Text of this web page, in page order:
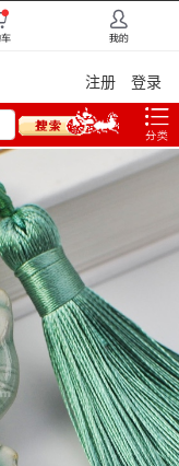
注册 登录